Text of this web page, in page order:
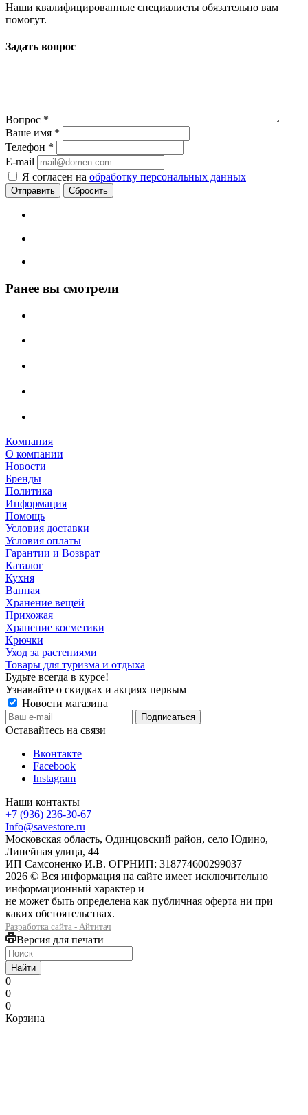
Наши квалифицированные специалисты обязательно вам
помогут.
Задать вопрос
Вопрос *
Ваше имя *
Телефон *
E-mail
Я согласен на обработку персональных данных
Сбросить
Ранее вы смотрели
Компания
О компании
Новости
Бренды
Политика
Информация
Помощь
Условия доставки
Условия оплаты
Гарантии и Возврат
Каталог
Кухня
Ванная
Хранение вещей
Прихожая
Хранение косметики
Крючки
Уход за растениями
Товары для туризма и отдыха
Будьте всегда в курсе!
Узнавайте о скидках и акциях первым
Новости магазина
Оставайтесь на связи
Вконтакте
Facebook
Instagram
Наши контакты
+7 (936) 236-30-67
Info@savestore.ru
Московская область, Одинцовский район, село Юдино,
Линейная улица, 44
ИП Самсоненко И.В. ОГРНИП: 318774600299037
2026 © Вся информация на сайте имеет исключительно
информационный характер и
не может быть определена как публичная оферта ни при
каких обстоятельствах.
Разработка сайта - Айтитач
Версия для печати
Найти
0
0
0
Корзина